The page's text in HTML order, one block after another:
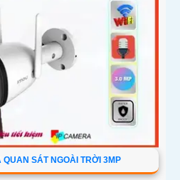
QUAN SÁT NGOÀI TRỜI 3MP